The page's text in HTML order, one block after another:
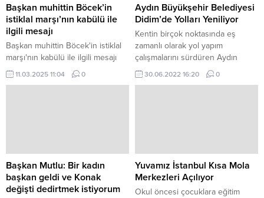
Başkan muhittin Böcek’in
istiklal marşı’nın kabülü ile
ilgili mesajı
Başkan muhittin Böcek'in istiklal
marşı'nın kabülü ile ilgili mesajı
Türk Milleti’nin milli ve manevi
değerlerine olan bağlılığını, vatan
Ersoy'u rahmetle anıyor; başta
Gazi Mustafa Kemal Atatürk olmak
üzere İstiklal Mücadelemizin...
11.03.2025 11:04 0
Aydın Büyükşehir Belediyesi
Didim’de Yolları Yeniliyor
Kentin birçok noktasında eş
zamanlı olarak yol yapım
çalışmalarını sürdüren Aydın
Büyükşehir Belediyesi, sürücüler
ve yayalar için güvenli ve
30.06.2022 16:20 0
Başkan Mutlu: Bir kadın
başkan geldi ve Konak
değişti dedirtmek istiyorum
Yuvamız İstanbul Kısa Mola
Merkezleri Açılıyor
Okul öncesi çocuklara eğitim